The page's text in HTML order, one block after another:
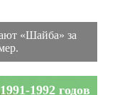
«Шайба» за
1992 годов